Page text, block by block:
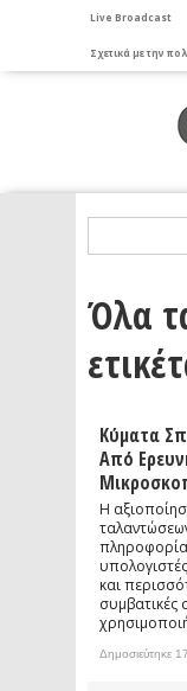
Live Broadcast
Σχετικά με την
Όλα
Κύματα
Από
Η
και
συμβατικές
Δημοσιεύτηκε